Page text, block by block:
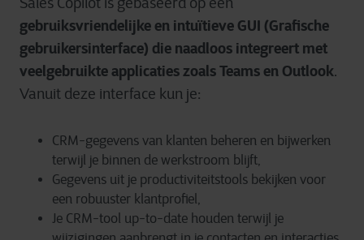
gebruiksvriendelijke en intuïtieve GUI (Grafische
gebruikersinterface) die naadloos integreert met
veelgebruikte applicaties zoals Teams en Outlook.
Vanuit deze interface kun je:
CRM-gegevens van klanten beheren en bijwerken
terwijl je binnen de werkstroom blijft,
Gegevens uit je productiviteitstools bekijken voor
een robuuster klantprofiel,
Je CRM-tool up-to-date houden terwijl je